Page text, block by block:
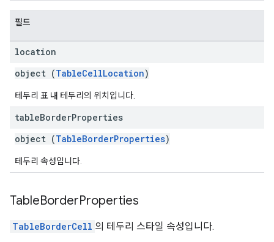
필드
location
object (TableCellLocation)
테두리 표 내 테두리의 위치입니다.
tableBorderProperties
object (TableBorderProperties)
테두리 속성입니다.
TableBorderProperties
TableBorderCell 의 테두리 스타일 속성입니다.